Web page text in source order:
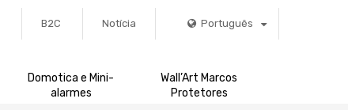
B2C Notícia Português
Domotica e Mini-
alarmes
Wall’Art Marcos
Protetores